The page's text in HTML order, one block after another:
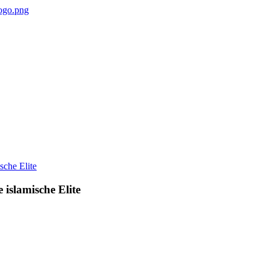
islamische Elite